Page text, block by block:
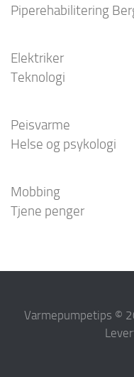
Piperehabilitering
Elektriker
Teknologi
Peisvarme
Helse og psykologi
Mobbing
Tjene penger
Varmepumpetips ©